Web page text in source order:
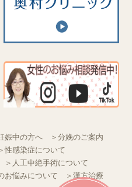
娠中の方へ
＞分娩のご案内
性感染症について
＞人工中絶手術について
お悩みについて
＞漢方治療